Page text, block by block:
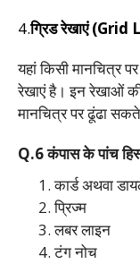
4.ग्रिड रेखाएं (Grid
यहां किसी मानचित्र
रेखाएं है। इन रेखाओं
मानचित्र पर ढूंढा
Q.6 कंपास के पांच
कार्ड
प्रिज्म
लबर‌
टंग नोच